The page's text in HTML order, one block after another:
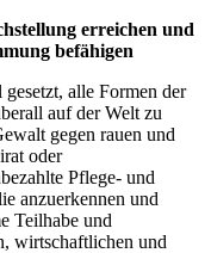
erreichen und
befähigen
alle Formen der
auf der Welt zu
gegen rauen und
oder
Pflege- und
anzuerkennen und
Teilhabe und
wirtschaftlichen und